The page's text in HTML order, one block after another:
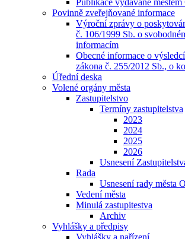
Publikace vydávané městem
Povinně zveřejňované informace
Výroční zprávy o
č. 106/1999 Sb. o
informacím
Obecné informace o
zákona č. 255/2012 Sb., o
Úřední deska
Volené orgány města
Zastupitelstvo
Termíny zastupitelstva
2023
2024
2025
2026
Usnesení
Rada
Usnesení rady města
Vedení města
Minulá zastupitestva
Archiv
Vyhlášky a předpisy